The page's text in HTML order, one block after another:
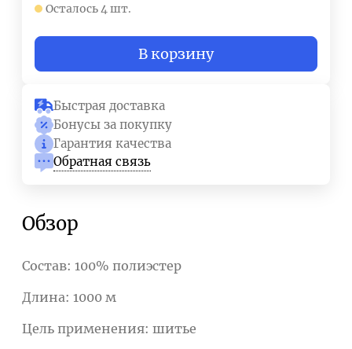
Осталось 4 шт.
В корзину
Быстрая доставка
Бонусы за покупку
Гарантия качества
Обратная связь
Обзор
Состав: 100% полиэстер
Длина: 1000 м
Цель применения: шитье